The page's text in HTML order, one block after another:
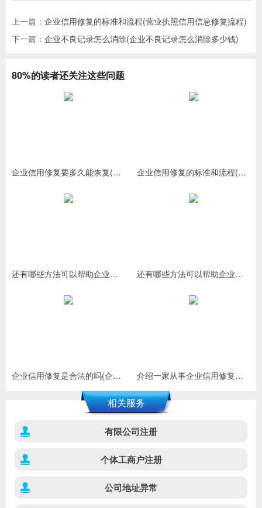
上一篇： 企业信用修复的标准和流程(营业执照信用信息修复流程)
下一篇： 企业不良记录怎么消除(企业不良记录怎么消除多少钱)
80%的读者还关注这些问题
企业信用修复要多久能恢复(企业信用修复需要多少钱) 企业信用修复的标准和流程(营业执照信用信息修复流程)
还有哪些方法可以帮助企业进行信用修复(有哪些其他途径可以帮助企业进行信 还有哪些方法可以帮助企业进行信用修复?
企业信用修复是合法的吗(企业信用修复是真的假的) 介绍一家从事企业信用修复服务的公司(企业征信修复服务机构)
相关服务
有限公司注册
个体工商户注册
公司地址异常